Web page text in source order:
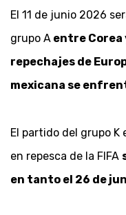
El 11 de junio 2026
grupo A entre Corea
repechajes de
mexicana se
El partido del grupo
en repesca de la FIFA
en tanto el 26 de